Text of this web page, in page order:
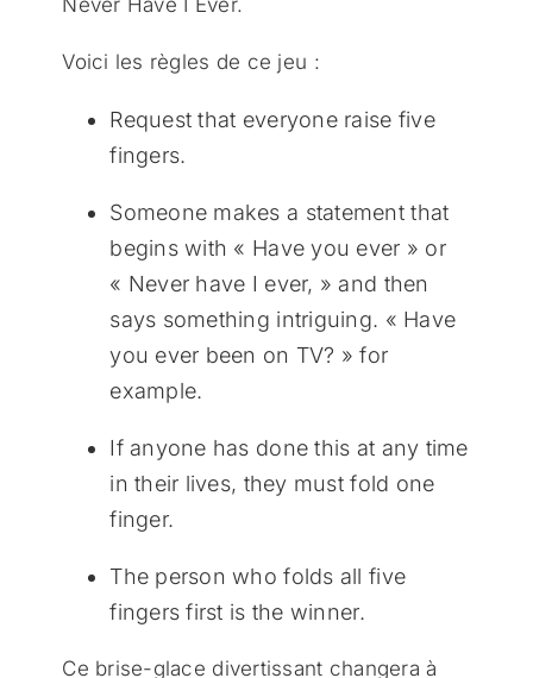
Voici les règles de ce jeu :
Request that everyone raise five
fingers.
Someone makes a statement that
begins with « Have you ever » or
« Never have I ever, » and then
says something intriguing. « Have
you ever been on TV? » for
example.
If anyone has done this at any time
in their lives, they must fold one
finger.
The person who folds all five
fingers first is the winner.
Ce brise-glace divertissant changera à